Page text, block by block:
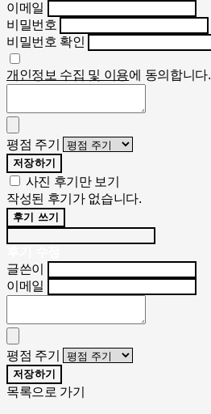
이메일
비밀번호
비밀번호 확인
개인정보 수집 및 이용에 동의합니다.
평점 주기
저장하기
사진 후기만 보기
작성된 후기가 없습니다.
후기 쓰기
글쓴이
이메일
평점 주기
저장하기
목록으로 가기